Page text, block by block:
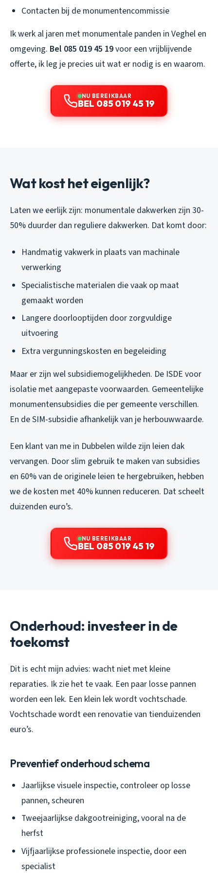
Contacten bij de monumentencommissie
Ik werk al jaren met monumentale panden in Veghel en
omgeving. Bel 085 019 45 19voor een vrijblijvende
offerte, ik leg je precies uit wat er nodig is en waarom.
NU BEREIKBAAR
BEL 085 019 45 19
Wat kost het eigenlijk?
Laten we eerlijk zijn: monumentale dakwerken zijn 30-
50% duurder dan reguliere dakwerken. Dat komt door:
Handmatig vakwerk in plaats van machinale
verwerking
Specialistische materialen die vaak op maat
gemaakt worden
Langere doorlooptijden door zorgvuldige
uitvoering
Extra vergunningskosten en begeleiding
Maar er zijn wel subsidiemogelijkheden. De ISDE voor
isolatie met aangepaste voorwaarden. Gemeentelijke
monumentensubsidies die per gemeente verschillen.
En de SIM-subsidie afhankelijk van je herbouwwaarde.
Een klant van me in Dubbelen wilde zijn leien dak
vervangen. Door slim gebruik te maken van subsidies
en 60% van de originele leien te hergebruiken, hebben
we de kosten met 40% kunnen reduceren. Dat scheelt
duizenden euro’s.
NU BEREIKBAAR
BEL 085 019 45 19
Onderhoud: investeer in de
toekomst
Dit is echt mijn advies: wacht niet met kleine
reparaties. Ik zie het te vaak. Een paar losse pannen
worden een lek. Een klein lek wordt vochtschade.
Vochtschade wordt een renovatie van tienduizenden
euro’s.
Preventief onderhoud schema
Jaarlijkse visuele inspectie, controleer op losse
pannen, scheuren
Tweejaarlijkse dakgootreiniging, vooral na de
herfst
Vijfjaarlijkse professionele inspectie, door een
specialist